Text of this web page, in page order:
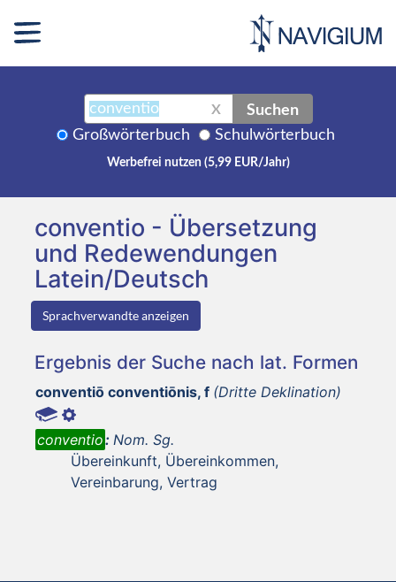
X Suchen
Großwörterbuch Schulwörterbuch
Werbefrei nutzen (5,99 EUR/Jahr)
conventio - Übersetzung
und Redewendungen
Latein/Deutsch
Sprachverwandte anzeigen
Ergebnis der Suche nach lat. Formen
conventiō conventiōnis, f (Dritte Deklination)
conventio: Nom. Sg.
Übereinkunft, Übereinkommen,
Vereinbarung, Vertrag